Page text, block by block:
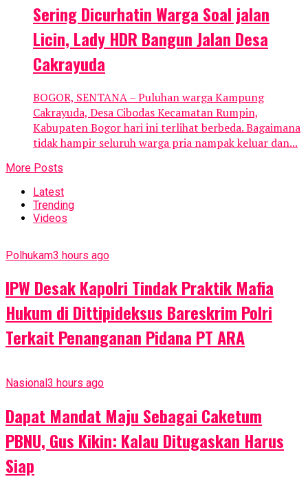
Sering Dicurhatin Warga Soal jalan
Licin, Lady HDR Bangun Jalan Desa
Cakrayuda
BOGOR, SENTANA – Puluhan warga Kampung
Cakrayuda, Desa Cibodas Kecamatan Rumpin,
Kabupaten Bogor hari ini terlihat berbeda. Bagaimana
tidak hampir seluruh warga pria nampak keluar dan...
More Posts
Latest
Trending
Videos
Polhukam3 hours ago
IPW Desak Kapolri Tindak Praktik Mafia
Hukum di Dittipideksus Bareskrim Polri
Terkait Penanganan Pidana PT ARA
Nasional 3 hours ago
Dapat Mandat Maju Sebagai Caketum
PBNU, Gus Kikin: Kalau Ditugaskan Harus
Siap